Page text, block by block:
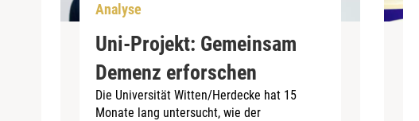
Analyse
Uni-Projekt: Gemeinsam
Demenz erforschen
Die Universität Witten/Herdecke hat 15
Monate lang untersucht, wie der